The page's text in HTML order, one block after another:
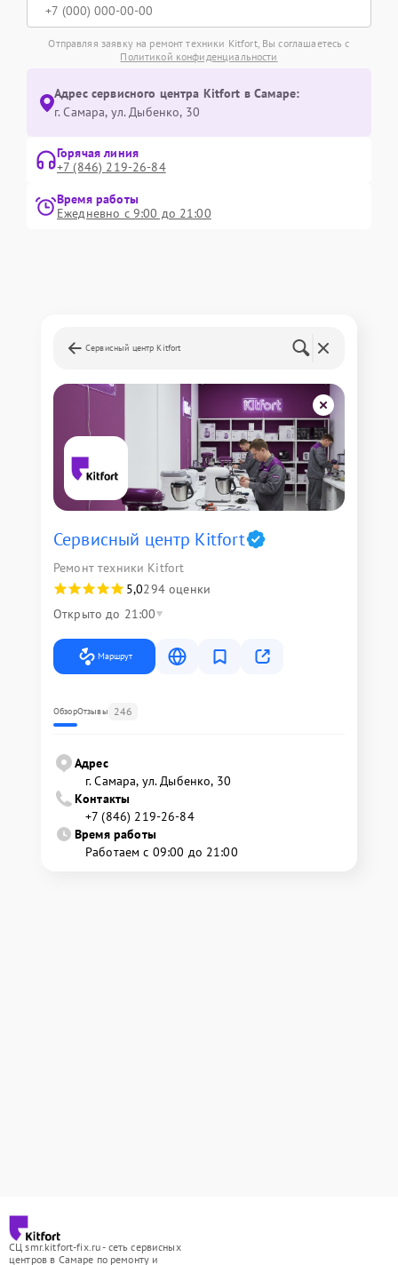
Отправляя заявку на ремонт техники Kitfort, Вы соглашаетесь с
Политикой конфиденциальности
Адрес сервисного центра Kitfort в Самаре:
г. Самара, ул. Дыбенко, 30
Горячая линия
+7 (846) 219-26-84
Время работы
Ежедневно с 9:00 до 21:00
Сервисный центр Kitfort
Сервисный центр Kitfort
Ремонт техники Kitfort
5,0294 оценки
Открыто до 21:00
Маршрут
ОбзорОтзывы 246
Адрес
г. Самара, ул. Дыбенко, 30
Контакты
+7 (846) 219-26-84
Время работы
Работаем с 09:00 до 21:00
СЦ smr.kitfort-fix.ru - сеть сервисных
центров в Самаре по ремонту и